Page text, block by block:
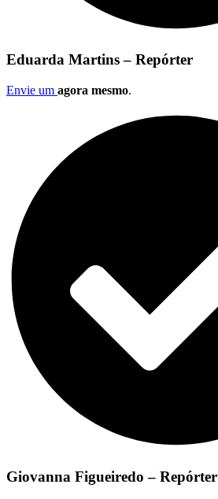
Eduarda Martins – Repórter
Envie um agora mesmo.
Giovanna Figueiredo – Repórter